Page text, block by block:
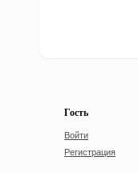
Гость
Войти
Регистрация